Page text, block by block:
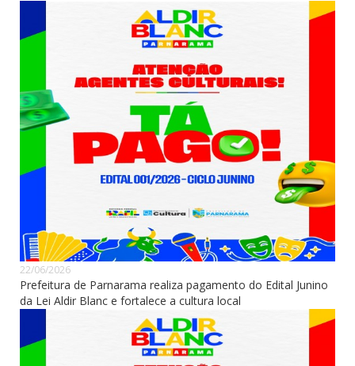
22/06/2026
Prefeitura de Parnarama realiza pagamento do Edital Junino
da Lei Aldir Blanc e fortalece a cultura local